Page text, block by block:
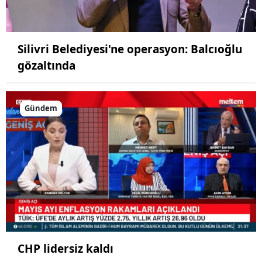
Silivri Belediyesi'ne operasyon: Balcıoğlu
gözaltında
Gündem
CHP lidersiz kaldı